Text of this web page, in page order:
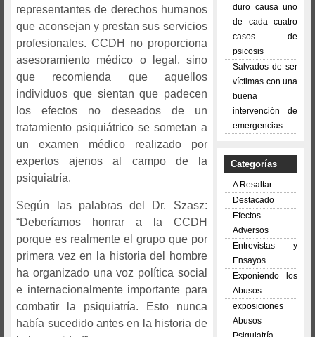
representantes de derechos humanos
que aconsejan y prestan sus servicios
profesionales. CCDH no proporciona
asesoramiento médico o legal, sino
que recomienda que aquellos
individuos que sientan que padecen
los efectos no deseados de un
tratamiento psiquiátrico se sometan a
un examen médico realizado por
expertos ajenos al campo de la
psiquiatría.
Según las palabras del Dr. Szasz:
“Deberíamos honrar a la CCDH
porque es realmente el grupo que por
primera vez en la historia del hombre
ha organizado una voz política social
e internacionalmente importante para
combatir la psiquiatría. Esto nunca
había sucedido antes en la historia de
duro causa uno
de cada cuatro
casos de
psicosis
Salvados de ser
víctimas con una
buena
intervención de
emergencias
Categorías
A Resaltar
Destacado
Efectos
Adversos
Entrevistas y
Ensayos
Exponiendo los
Abusos
exposiciones
Abusos